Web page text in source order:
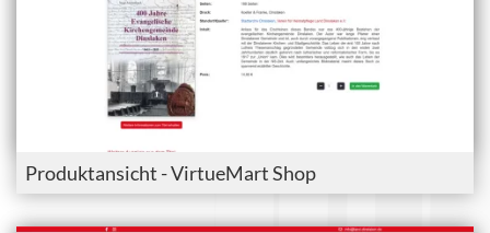
Produktansicht - VirtueMart Shop